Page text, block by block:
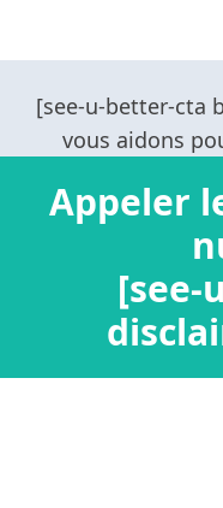
Appeler
[see-